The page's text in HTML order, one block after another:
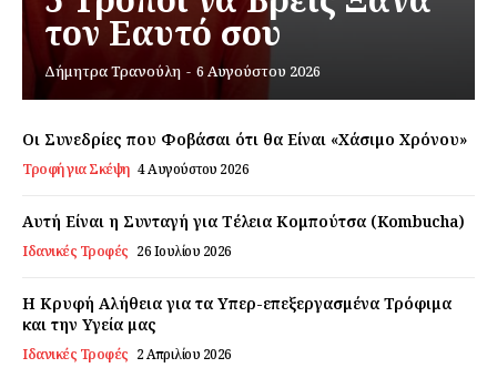
Daily Food
Αποποίηση Ευθυνών
Ο λογαριασμός μου
τον Εαυτό σου
Δήμητρα Τρανούλη - 6 Αυγούστου 2026
Οι Συνεδρίες που Φοβάσαι ότι θα Είναι «Χάσιμο Χρόνου»
Τροφή για Σκέψη 4 Αυγούστου 2026
Αυτή Είναι η Συνταγή για Τέλεια Κομπούτσα (Kombucha)
Ιδανικές Τροφές 26 Ιουλίου 2026
Η Κρυφή Αλήθεια για τα Υπερ-επεξεργασμένα Τρόφιμα
και την Υγεία μας
Ιδανικές Τροφές 2 Απριλίου 2026